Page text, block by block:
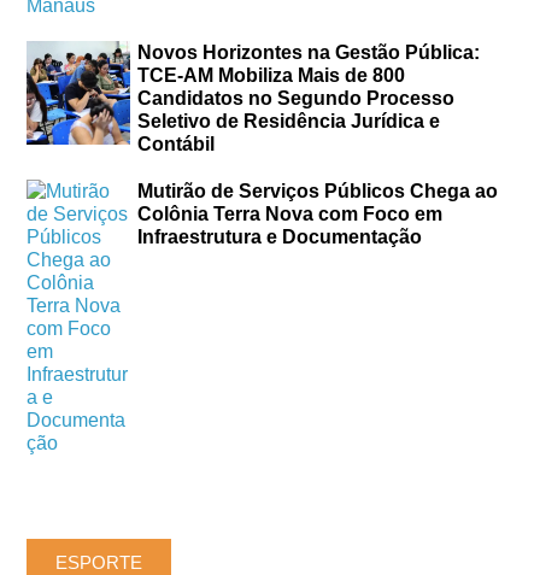
Novos Horizontes na Gestão Pública:
TCE-AM Mobiliza Mais de 800
Candidatos no Segundo Processo
Seletivo de Residência Jurídica e
Contábil
Mutirão de Serviços Públicos Chega ao
Colônia Terra Nova com Foco em
Infraestrutura e Documentação
ESPORTE